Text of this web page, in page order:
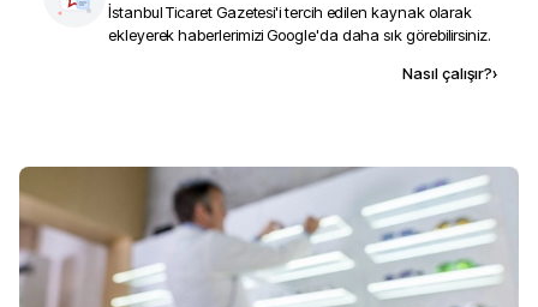
İstanbul Ticaret Gazetesi'i tercih edilen kaynak olarak
ekleyerek haberlerimizi Google'da daha sık görebilirsiniz.
Nasıl çalışır?›